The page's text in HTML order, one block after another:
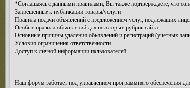
*Соглашаясь с данными правилами, Вы также подтверждаете, что
Запрещенные к публикации товары/услуги
Правила подачи объявлений с предложением услуг, подлежащих
Особые правила объявлений для некоторых рубрик сайта
Основные причины удаления объявлений и регистраций (учетных
Условия ограничения ответственности
Доступ к личной информации пользователей
Наш форум работает под управлением программного обеспечения